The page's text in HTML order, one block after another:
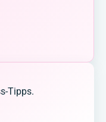
Tipps.